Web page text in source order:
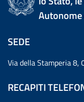
Autonome
SEDE
Via della Stamperia 8,
RECAPITI